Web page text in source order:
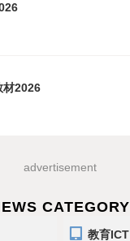
材2026
advertisement
CATEGORY
教育ICT